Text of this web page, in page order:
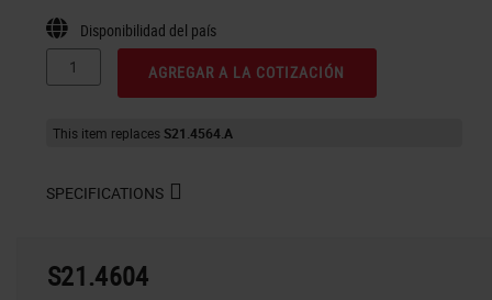
Disponibilidad del país
AGREGAR A LA COTIZACIÓN
This item replaces S21.4564.A
SPECIFICATIONS
S21.4604